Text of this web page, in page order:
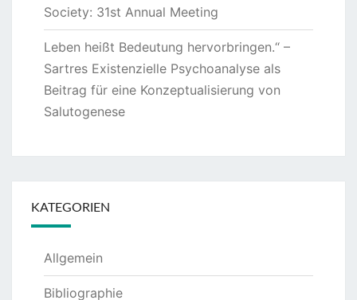
Society: 31st Annual Meeting
Leben heißt Bedeutung hervorbringen.“ –
Sartres Existenzielle Psychoanalyse als
Beitrag für eine Konzeptualisierung von
Salutogenese
KATEGORIEN
Allgemein
Bibliographie